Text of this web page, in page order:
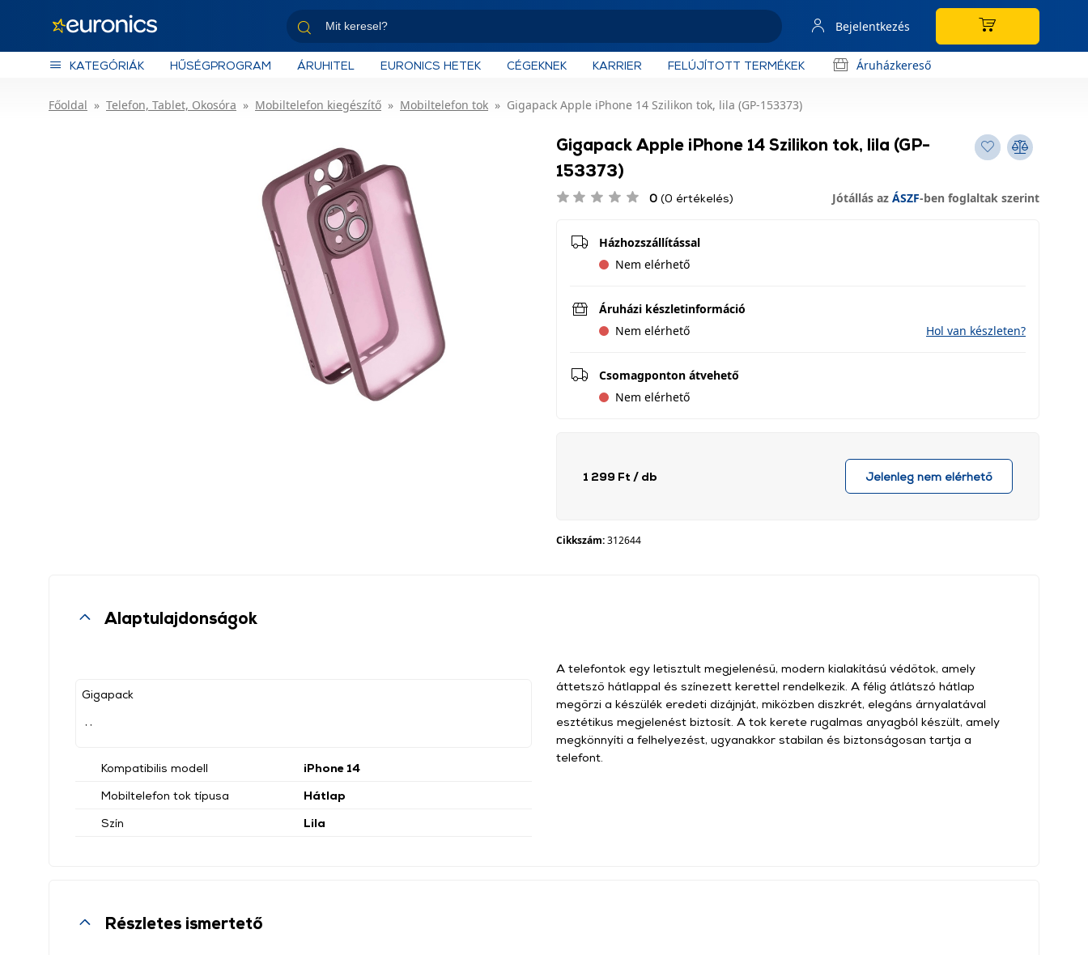
Bejelentkezés
KATEGÓRIÁK HŰSÉGPROGRAM ÁRUHITEL EURONICS HETEK CÉGEKNEK KARRIER FELÚJÍTOTT TERMÉKEK Áruházkereső
Főoldal Telefon, Tablet, Okosóra Mobiltelefon kiegészítő Mobiltelefon tok Gigapack Apple iPhone 14 Szilikon tok, lila (GP-153373)
Gigapack Apple iPhone 14 Szilikon tok, lila (GP-
153373)
0 (0 értékelés) Jótállás az ÁSZF-ben foglaltak szerint
Házhozszállítással
Nem elérhető
Áruházi készletinformáció
Nem elérhető
Hol van készleten?
Csomagponton átvehető
Nem elérhető
1 299 Ft / db Jelenleg nem elérhető
Cikkszám:312644
Alaptulajdonságok
Gigapack
Kompatibilis modell
iPhone 14
Mobiltelefon tok típusa
Hátlap
Szín
Lila
A telefontok egy letisztult megjelenésű, modern kialakítású védőtok, amely
áttetsző hátlappal és színezett kerettel rendelkezik. A félig átlátszó hátlap
megőrzi a készülék eredeti dizájnját, miközben diszkrét, elegáns árnyalatával
esztétikus megjelenést biztosít. A tok kerete rugalmas anyagból készült, amely
megkönnyíti a felhelyezést, ugyanakkor stabilan és biztonságosan tartja a
telefont.
Részletes ismertető